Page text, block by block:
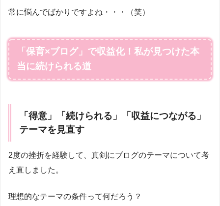
常に悩んでばかりですよね・・・（笑）
「保育×ブログ」で収益化！私が見つけた本
当に続けられる道
「得意」「続けられる」「収益につながる」
テーマを見直す
2度の挫折を経験して、真剣にブログのテーマについて考
え直しました。
理想的なテーマの条件って何だろう？